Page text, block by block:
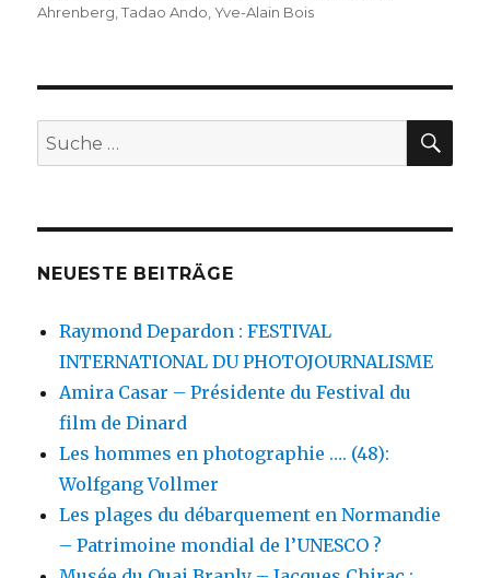
Ahrenberg ,Tadao Ando ,Yve-Alain Bois
Suche
nach:
NEUESTE BEITRÄGE
Raymond Depardon : FESTIVAL
INTERNATIONAL DU PHOTOJOURNALISME
Amira Casar – Présidente du Festival du
film de Dinard
Les hommes en photographie …. (48):
Wolfgang Vollmer
Les plages du débarquement en Normandie
– Patrimoine mondial de l’UNESCO ?